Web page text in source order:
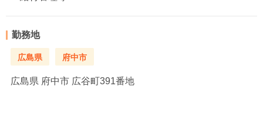
勤務地
広島県 府中市
広島県 府中市 広谷町391番地